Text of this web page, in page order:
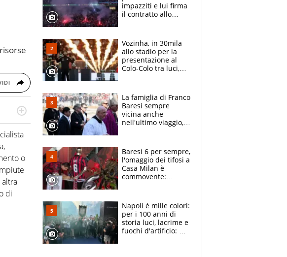
e
o
di
impazziti e lui firma
il contratto allo
Vozinha, in 30mila
allo stadio per la
presentazione al
Colo-Colo tra luci,
La famiglia di Franco
Baresi sempre
vicina anche
nell'ultimo viaggio,
circondati
dall'affetto dei tifosi
Baresi 6 per sempre,
l'omaggio dei tifosi a
Casa Milan è
commovente:
bigliettini
Napoli è mille colori:
per i 100 anni di
storia luci, lacrime e
fuochi d'artificio: De